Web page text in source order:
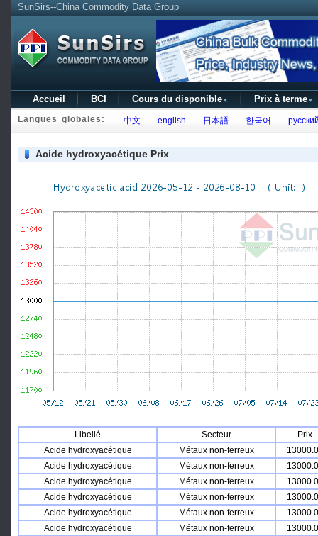
SunSirs--China Commodity Data Group
Accueil BCI Cours du disponible ▼ Prix à terme ▼
Langues globales: 中文 english 日本語 한국어
Acide hydroxyacétique Prix
Libellé Secteur
Prix
Acide hydroxyacétique
Métaux non-ferreux
Acide hydroxyacétique
Métaux non-ferreux
Acide hydroxyacétique
Métaux non-ferreux
Acide hydroxyacétique
Métaux non-ferreux
Acide hydroxyacétique
Métaux non-ferreux
Acide hydroxyacétique
Métaux non-ferreux